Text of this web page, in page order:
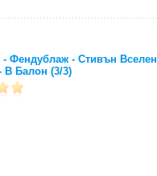
- Фендублаж - Стивън
В Балон (3/3)